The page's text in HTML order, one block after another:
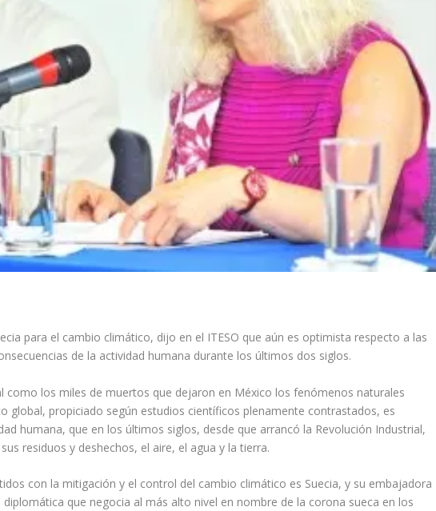
para el cambio climático, dijo en el ITESO que aún es optimista respecto a las
de la actividad humana durante los últimos dos siglos.
como los miles de muertos que dejaron en México los fenómenos naturales
global, propiciado según estudios científicos plenamente contrastados, es
humana, que en los últimos siglos, desde que arrancó la Revolución Industrial,
residuos y deshechos, el aire, el agua y la tierra.
con la mitigación y el control del cambio climático es Suecia, y su embajadora
que negocia al más alto nivel en nombre de la corona sueca en los